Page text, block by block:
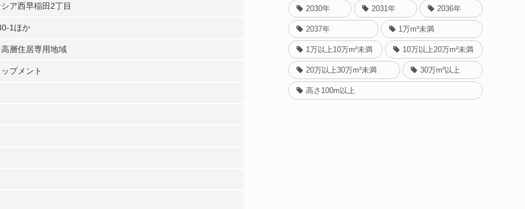
ア西早稲田2丁目
1ほか
層住居専用地域
プメント
2030年 2031年 2036年
2037年 1万m²未満
1万以上10万m²未満 10万以上20万m²未満
20万以上30万m²未満 30万m²以上
高さ100m以上